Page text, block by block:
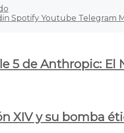
Spotify Youtube Telegram
5 de Anthropic:
XIV y su bomba